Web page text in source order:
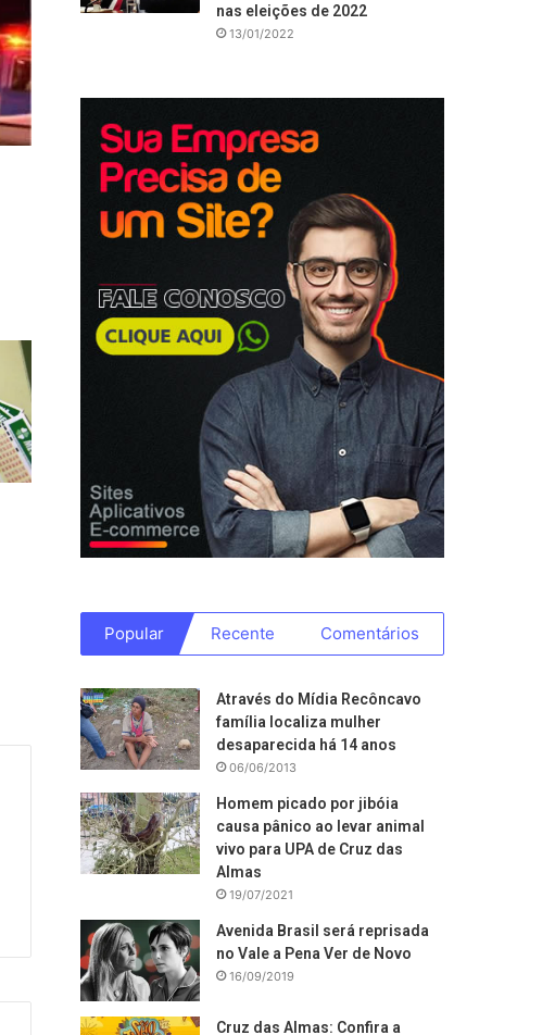
nas eleições de 2022
13/01/2022
Popular Recente Comentários
Através do Mídia Recôncavo
família localiza mulher
desaparecida há 14 anos
06/06/2013
Homem picado por jibóia
causa pânico ao levar animal
vivo para UPA de Cruz das
Almas
19/07/2021
Avenida Brasil será reprisada
no Vale a Pena Ver de Novo
16/09/2019
Cruz das Almas: Confira a